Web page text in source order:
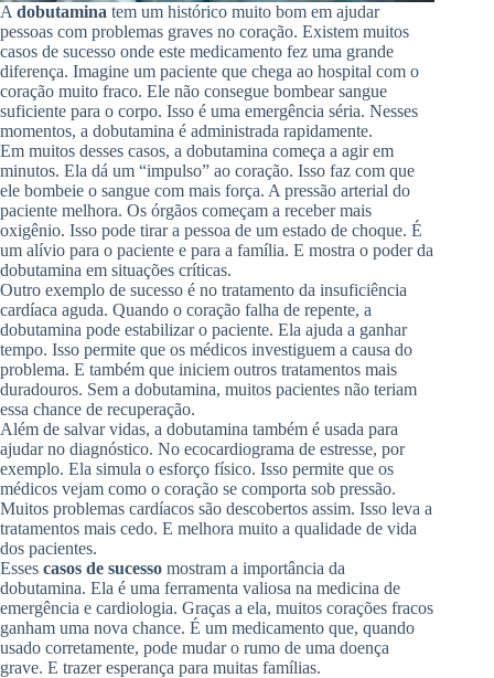
A dobutamina tem um histórico muito bom em ajudar
pessoas com problemas graves no coração. Existem muitos
casos de sucesso onde este medicamento fez uma grande
diferença. Imagine um paciente que chega ao hospital com o
coração muito fraco. Ele não consegue bombear sangue
suficiente para o corpo. Isso é uma emergência séria. Nesses
momentos, a dobutamina é administrada rapidamente.
Em muitos desses casos, a dobutamina começa a agir em
minutos. Ela dá um “impulso” ao coração. Isso faz com que
ele bombeie o sangue com mais força. A pressão arterial do
paciente melhora. Os órgãos começam a receber mais
oxigênio. Isso pode tirar a pessoa de um estado de choque. É
um alívio para o paciente e para a família. E mostra o poder da
dobutamina em situações críticas.
Outro exemplo de sucesso é no tratamento da insuficiência
cardíaca aguda. Quando o coração falha de repente, a
dobutamina pode estabilizar o paciente. Ela ajuda a ganhar
tempo. Isso permite que os médicos investiguem a causa do
problema. E também que iniciem outros tratamentos mais
duradouros. Sem a dobutamina, muitos pacientes não teriam
essa chance de recuperação.
Além de salvar vidas, a dobutamina também é usada para
ajudar no diagnóstico. No ecocardiograma de estresse, por
exemplo. Ela simula o esforço físico. Isso permite que os
médicos vejam como o coração se comporta sob pressão.
Muitos problemas cardíacos são descobertos assim. Isso leva a
tratamentos mais cedo. E melhora muito a qualidade de vida
dos pacientes.
Esses casos de sucesso mostram a importância da
dobutamina. Ela é uma ferramenta valiosa na medicina de
emergência e cardiologia. Graças a ela, muitos corações fracos
ganham uma nova chance. É um medicamento que, quando
usado corretamente, pode mudar o rumo de uma doença
grave. E trazer esperança para muitas famílias.